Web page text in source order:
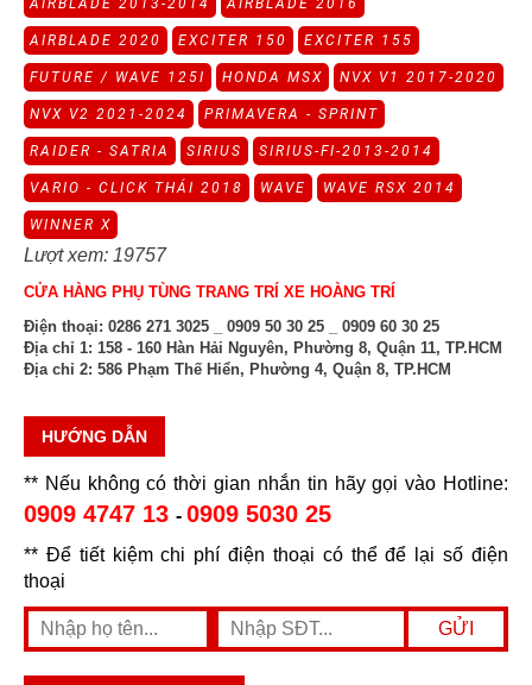
AIRBLADE 2013-2014 AIRBLADE 2016
AIRBLADE 2020 EXCITER 150 EXCITER 155
FUTURE / WAVE 125I HONDA MSX NVX V1 2017-2020
NVX V2 2021-2024 PRIMAVERA - SPRINT
RAIDER - SATRIA SIRIUS SIRIUS-FI-2013-2014
VARIO - CLICK THÁI 2018 WAVE WAVE RSX 2014
WINNER X
Lượt xem: 19757
CỬA HÀNG PHỤ TÙNG TRANG TRÍ XE HOÀNG TRÍ
Điện thoại: 0286 271 3025 _ 0909 50 30 25 _ 0909 60 30 25
Địa chỉ 1: 158 - 160 Hàn Hải Nguyên, Phường 8, Quận 11, TP.HCM
Địa chỉ 2: 586 Phạm Thế Hiển, Phường 4, Quận 8, TP.HCM
HƯỚNG DẪN
** Nếu không có thời gian nhắn tin hãy gọi vào Hotline:
0909 4747 13 - 0909 5030 25
** Để tiết kiệm chi phí điện thoại có thể để lại số điện
thoại